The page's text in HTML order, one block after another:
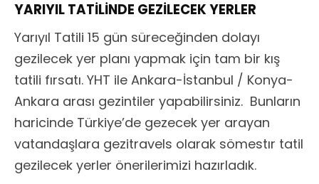
YARIYIL TATİLİNDE GEZİLECEK YERLER
Yarıyıl Tatili 15 gün süreceğinden dolayı
gezilecek yer planı yapmak için tam bir kış
tatili fırsatı. YHT ile Ankara-İstanbul / Konya-
Ankara arası gezintiler yapabilirsiniz. Bunların
haricinde Türkiye’de gezecek yer arayan
vatandaşlara gezitravels olarak sömestır tatil
gezilecek yerler önerilerimizi hazırladık.